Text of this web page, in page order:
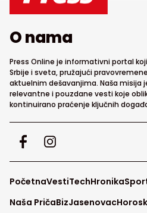
O nama
Press Online je informativni portal
Srbije i sveta, pružajući
aktuelnim dešavanjima. Naša misija
relevantne i pouzdane vesti koje
kontinuirano praćenje ključnih
PočetnaVestiTechHronika
Naša PričaBizJasenovac